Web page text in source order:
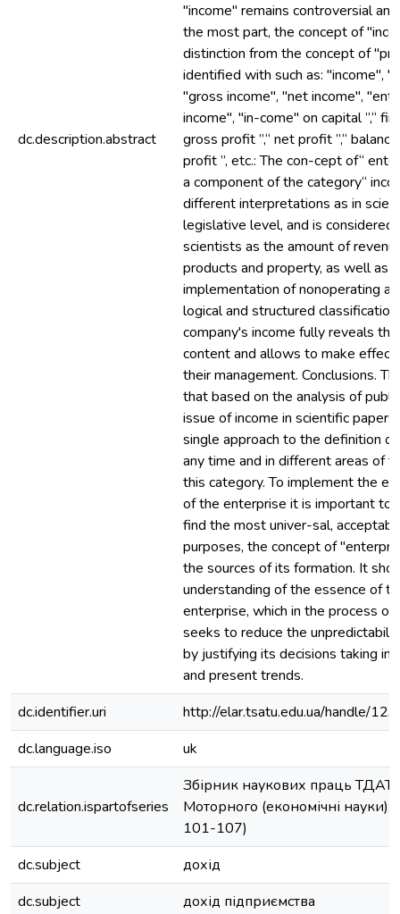
dc.description.abstract
"income" remains controversial
the most part, the concept of
distinction from the concept of
identified with such as: "income",
"gross income", "net income",
income", "in-come" on capital ”,“
gross profit ”,“ net profit ”,“
profit ”, etc.: The con-cept of“
a component of the category“
different interpretations as in
legislative level, and is considered
scientists as the amount of
products and property, as well as
implementation of nonoperating
logical and structured
company's income fully reveals
content and allows to make
their management. Conclusions.
that based on the analysis of
issue of income in scientific
single approach to the definition
any time and in different areas of
this category. To implement the
of the enterprise it is important to
find the most univer-sal,
purposes, the concept of
the sources of its formation. It
understanding of the essence of
enterprise, which in the process
seeks to reduce the
by justifying its decisions taking
and present trends.
dc.identifier.uri
http://elar.tsatu.edu.ua/handle/
dc.language.iso
uk
dc.relation.ispartofseries
Збірник наукових праць
Моторного (економічні
101-107)
dc.subject
дохід
dc.subject
дохід підприємства